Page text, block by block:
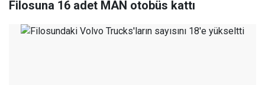
Filosuna 16 adet MAN otobüs kattı